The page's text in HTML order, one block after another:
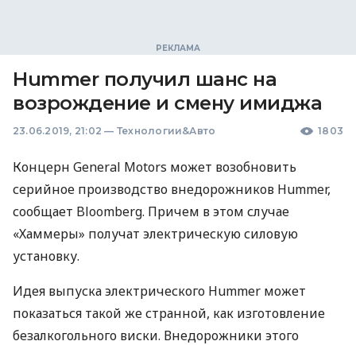
Hummer получил шанс на
возрождение и смену имиджа
23.06.2019, 21:02 — Технологии&Авто 1803
Концерн General Motors может возобновить
серийное производство внедорожников Hummer,
сообщает Bloomberg. Причем в этом случае
«Хаммеры» получат электрическую силовую
установку.
Идея выпуска электрического Hummer может
показаться такой же странной, как изготовление
безалкогольного виски. Внедорожники этого